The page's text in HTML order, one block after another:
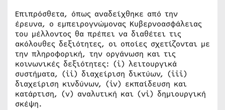
Επιπρόσθετα, όπως αναδείχθηκε από την
έρευνα, ο εμπειρογνώμονας Κυβερνοασφάλειας
του μέλλοντος θα πρέπει να διαθέτει τις
ακόλουθες δεξιότητες, οι οποίες σχετίζονται με
την πληροφορική, την οργάνωση και τις
κοινωνικές δεξιότητες: (i) λειτουργικά
συστήματα, (ii) διαχείριση δικτύων, (iii)
διαχείριση κινδύνων, (iv) εκπαίδευση και
κατάρτιση, (v) αναλυτική και (vi) δημιουργική
σκέψη.